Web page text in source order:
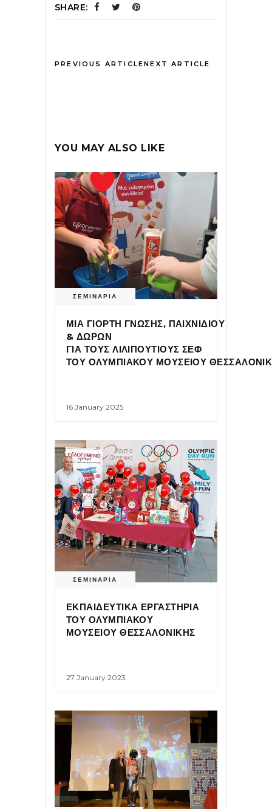
SHARE:
PREVIOUS ARTICLENEXT ARTICLE
YOU MAY ALSO LIKE
ΣΕΜΙΝΑΡΙΑ
ΜΙΑ ΓΙΟΡΤΗ ΓΝΩΣΗΣ, ΠΑΙΧΝΙΔΙΟΥ
& ΔΩΡΩΝ
ΓΙΑ ΤΟΥΣ ΛΙΛΙΠΟΥΤΙΟΥΣ ΣΕΦ
ΤΟΥ ΟΛΥΜΠΙΑΚΟΥ ΜΟΥΣΕΙΟΥ
16 January 2025
ΣΕΜΙΝΑΡΙΑ
ΕΚΠΑΙΔΕΥΤΙΚΑ ΕΡΓΑΣΤΗΡΙΑ
ΤΟΥ ΟΛΥΜΠΙΑΚΟΥ
ΜΟΥΣΕΙΟΥ ΘΕΣΣΑΛΟΝΙΚΗΣ
27 January 2023